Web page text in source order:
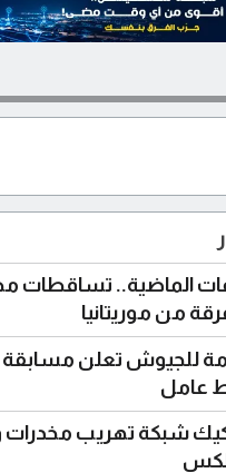
الماضية.. تساقطات
من موريتانيا
عامل
شبكة تهريب مخدرات